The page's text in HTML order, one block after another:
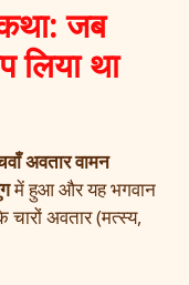
जब
लिया था
अवतारवामन
में हुआ और यह भगवान
अवतार (मत्स्य,